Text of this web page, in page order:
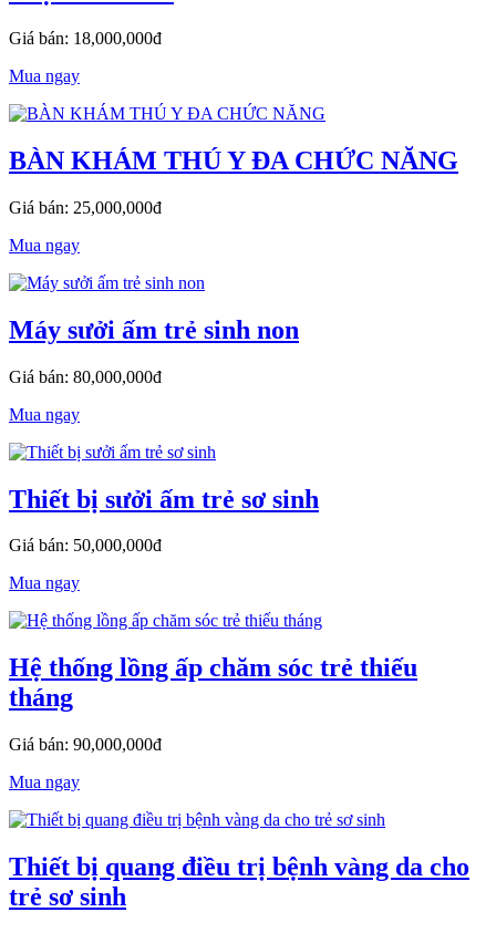
Giá bán: 18,000,000đ
Mua ngay
BÀN KHÁM THÚ Y ĐA CHỨC NĂNG
Giá bán: 25,000,000đ
Mua ngay
Máy sưởi ấm trẻ sinh non
Giá bán: 80,000,000đ
Mua ngay
Thiết bị sưởi ấm trẻ sơ sinh
Giá bán: 50,000,000đ
Mua ngay
Hệ thống lồng ấp chăm sóc trẻ thiếu
tháng
Giá bán: 90,000,000đ
Mua ngay
Thiết bị quang điều trị bệnh vàng da cho
trẻ sơ sinh